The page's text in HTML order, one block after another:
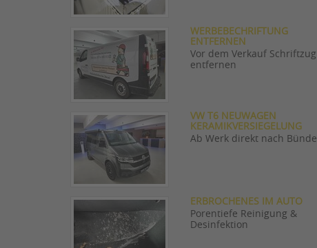
WERBEBECHRIFTUNG
ENTFERNEN
Vor dem Verkauf Schriftzug
entfernen
VW T6 NEUWAGEN
KERAMIKVERSIEGELUNG
Ab Werk direkt nach Bünde
ERBROCHENES IM AUTO
Porentiefe Reinigung &
Desinfektion